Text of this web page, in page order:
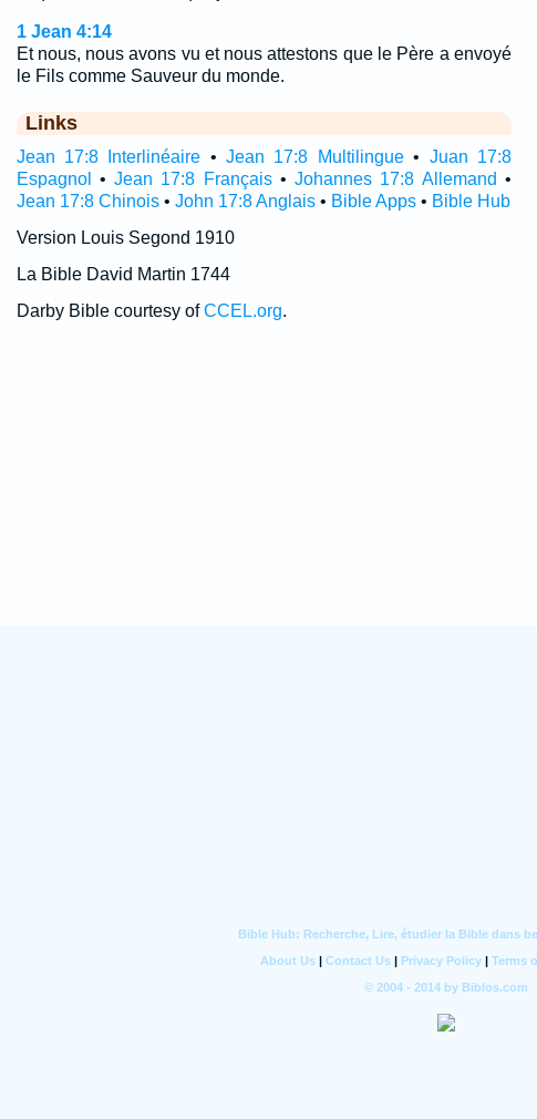
1 Jean 4:14
Et nous, nous avons vu et nous attestons que le Père a envoyé
le Fils comme Sauveur du monde.
Links
Jean 17:8 Interlinéaire •Jean 17:8 Multilingue• Juan 17:8
Espagnol
•Jean 17:8 Français•Johannes 17:8 Allemand •
Jean 17:8 Chinois• John 17:8 Anglais• Bible Apps• Bible Hub
Version Louis Segond 1910
La Bible David Martin 1744
Darby Bible courtesy ofCCEL.org.